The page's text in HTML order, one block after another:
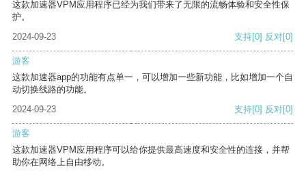
这款加速器VPM应用程序已经为我们带来了无限的流畅体验和安全性保
护。
2024-09-23
支持[0] 反对[0]
游客
这款加速器app的功能有点单一，可以增加一些新功能，比如增加一个自
动切换线路的功能。
2024-09-23
支持[0] 反对[0]
游客
这款加速器VPM应用程序可以给你提供最高速度和安全性的连接，并帮
助你在网络上自由移动。